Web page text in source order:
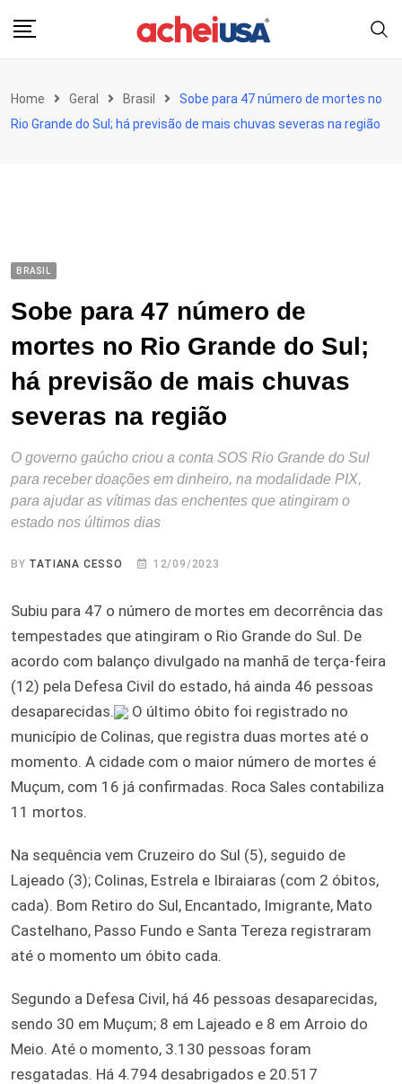
Home Geral Brasil
Sobe para 47 número de mortes no
Rio Grande do Sul; há previsão de mais chuvas severas na região
BRASIL
Sobe para 47 número de
mortes no Rio Grande do Sul;
há previsão de mais chuvas
severas na região
O governo gaúcho criou a conta SOS Rio Grande do Sul
para receber doações em dinheiro, na modalidade PIX,
para ajudar as vítimas das enchentes que atingiram o
estado nos últimos dias
BY TATIANA CESSO 12/09/2023
Subiu para 47 o número de mortes em decorrência das
tempestades que atingiram o Rio Grande do Sul. De
acordo com balanço divulgado na manhã de terça-feira
(12) pela Defesa Civil do estado, há ainda 46 pessoas
desaparecidas.
O último óbito foi registrado no
município de Colinas, que registra duas mortes até o
momento. A cidade com o maior número de mortes é
Muçum, com 16 já confirmadas. Roca Sales contabiliza
11 mortos.
Na sequência vem Cruzeiro do Sul (5), seguido de
Lajeado (3); Colinas, Estrela e Ibiraiaras (com 2 óbitos,
cada). Bom Retiro do Sul, Encantado, Imigrante, Mato
Castelhano, Passo Fundo e Santa Tereza registraram
até o momento um óbito cada.
Segundo a Defesa Civil, há 46 pessoas desaparecidas,
sendo 30 em Muçum; 8 em Lajeado e 8 em Arroio do
Meio. Até o momento, 3.130 pessoas foram
resgatadas. Há 4.794 desabrigados e 20.517